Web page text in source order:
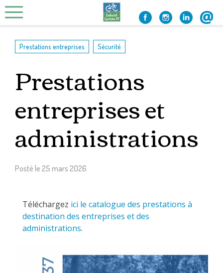
Skip
to
Prestations entreprises Sécurité
Prestations
entreprises et
administrations
Posté le 25 mars 2026
Téléchargez ici le catalogue des prestations à
destination des entreprises et des
administrations.